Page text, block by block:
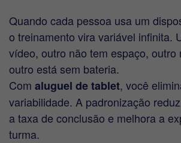
Quando cada pessoa usa um
o treinamento vira variável infinita.
vídeo, outro não tem espaço, outro
outro está sem bateria.
Com aluguel de tablet, você
variabilidade. A padronização
a taxa de conclusão e melhora a
turma.